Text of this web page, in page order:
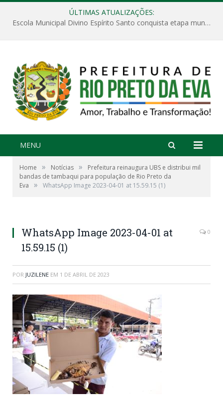
ÚLTIMAS ATUALIZAÇÕES:
Escola Municipal Divino Espírito Santo conquista etapa municipal da V Feira Amazonense de Matemática
MENU
Home » Notícias »
Prefeitura reinaugura UBS e distribui mil
bandas de tambaqui para população de Rio Preto da
Eva
» WhatsApp Image 2023-04-01 at 15.59.15 (1)
WhatsApp Image 2023-04-01 at
15.59.15 (1)
0
POR JUZILENE EM 1 DE ABRIL DE 2023